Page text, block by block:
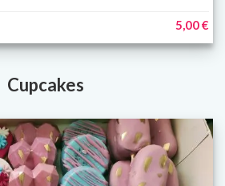
5,00 €
Cupcakes